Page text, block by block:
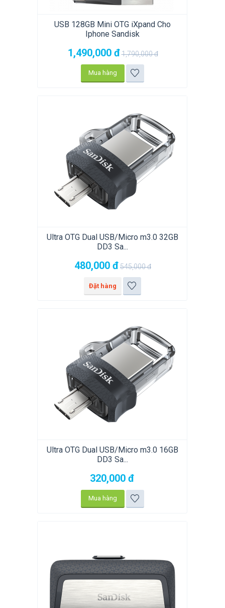
USB 128GB Mini OTG iXpand Cho
Iphone Sandisk
1,490,000 đ1,790,000đ
Mua hàng
Ultra OTG Dual USB/Micro m3.0 32GB
DD3 Sa...
480,000 đ545,000đ
Đặt hàng
Ultra OTG Dual USB/Micro m3.0 16GB
DD3 Sa...
320,000 đ
Mua hàng